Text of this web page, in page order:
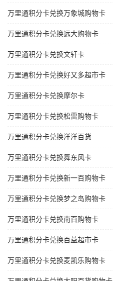
万里通积分卡兑换万象城购物卡
万里通积分卡兑换远大购物卡
万里通积分卡兑换文轩卡
万里通积分卡兑换好又多超市卡
万里通积分卡兑换摩尔卡
万里通积分卡兑换松雷购物卡
万里通积分卡兑换洋洋百货
万里通积分卡兑换舞东风卡
万里通积分卡兑换新一百购物卡
万里通积分卡兑换梦之岛购物卡
万里通积分卡兑换南百购物卡
万里通积分卡兑换百益超市卡
万里通积分卡兑换麦凯乐购物卡